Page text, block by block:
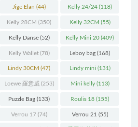
(60)
Jige Elan (44) Kelly 24/24 (118)
Kelly 28CM (350) Kelly 32CM (55)
Kelly Danse(52) Kelly Mini 20 (409)
Kelly Wallet(78) Leboy bag (168)
Lindy 30CM (47) Lindy mini (131)
Loewe 羅意威(253) Mini kelly(113)
Puzzle Bag (133) Roulis 18 (155)
Verrou 17(74) Verrou 21 (55)